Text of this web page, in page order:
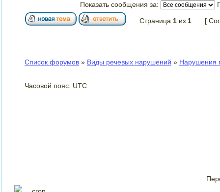
Показать сообщения за:
Страница 1 из 1 [
Список форумов » Виды речевых нарушений » Нарушения
Часовой пояс: UTC